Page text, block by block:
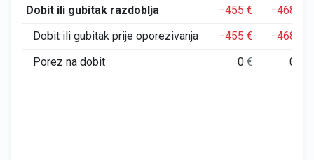
Dobit ili gubitak razdoblja
−455€ −468
Dobit ili gubitak prije oporezivanja
−455€ −468
Porez na dobit
0€ 0